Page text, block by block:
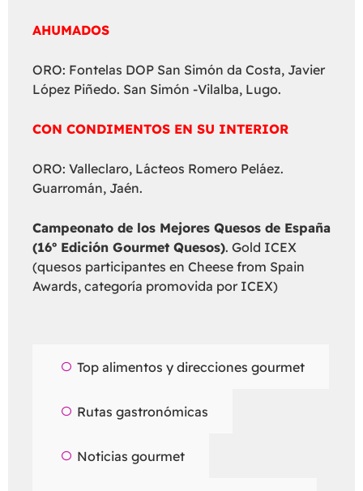
AHUMADOS
ORO: Fontelas DOP San Simón da Costa, Javier
López Piñedo. San Simón -Vilalba, Lugo.
CON CONDIMENTOS EN SU INTERIOR
ORO: Valleclaro, Lácteos Romero Peláez.
Guarromán, Jaén.
Campeonato de los Mejores Quesos de España
(16º Edición Gourmet Quesos). Gold ICEX
(quesos participantes en Cheese from Spain
Awards, categoría promovida por ICEX)
Top alimentos y direcciones gourmet
Rutas gastronómicas
Noticias gourmet